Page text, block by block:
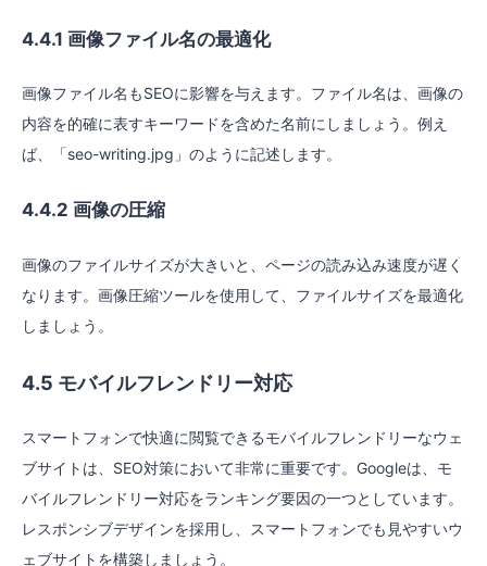
4.4.1 画像ファイル名の最適化
画像ファイル名もSEOに影響を与えます。ファイル名は、画像の
内容を的確に表すキーワードを含めた名前にしましょう。例え
ば、「seo-writing.jpg」のように記述します。
4.4.2 画像の圧縮
画像のファイルサイズが大きいと、ページの読み込み速度が遅く
なります。画像圧縮ツールを使用して、ファイルサイズを最適化
しましょう。
4.5 モバイルフレンドリー対応
スマートフォンで快適に閲覧できるモバイルフレンドリーなウェ
ブサイトは、SEO対策において非常に重要です。Googleは、モ
バイルフレンドリー対応をランキング要因の一つとしています。
レスポンシブデザインを採用し、スマートフォンでも見やすいウ
ェブサイトを構築しましょう。